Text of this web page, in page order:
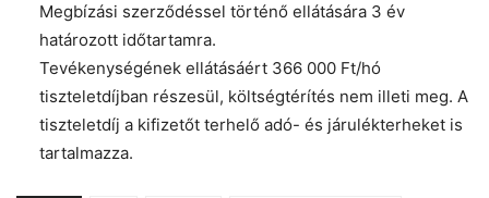
Megbízási szerződéssel történő ellátására 3 év
határozott időtartamra.
Tevékenységének ellátásáért 366 000 Ft/hó
tiszteletdíjban részesül, költségtérítés nem illeti meg. A
tiszteletdíj a kifizetőt terhelő adó- és járulékterheket is
tartalmazza.